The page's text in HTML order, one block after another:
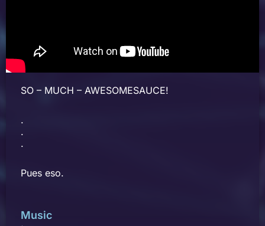
SO – MUCH – AWESOMESAUCE!
.
.
.
Pues eso.
Music